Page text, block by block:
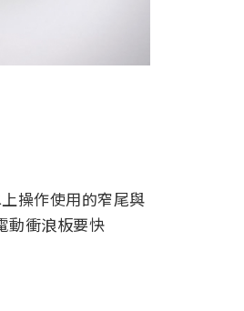
操作使用的窄尾與
動衝浪板要快